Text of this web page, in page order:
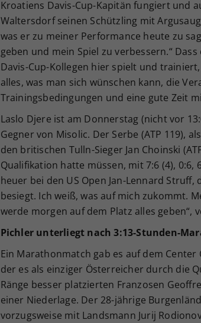
Kroatiens Davis-Cup-Kapitän fungiert und
Waltersdorf seinen Schützling mit
was er zu meiner Performance heute zu
geben und mein Spiel zu verbessern.“
Davis-Cup-Kollegen hier spielt und
alles, was man sich wünschen kann, die
Trainingsbedingungen und eine gute Zeit
Laslo Djere ist am Donnerstag (nicht vor
Gegner von Misolic. Der Serbe (ATP 119),
den britischen Tulln-Sieger Jan Choinski
Qualifikation hatte müssen, mit 7:6 (4),
heuer bei den US Open Jan-Lennard
besiegt. Ich weiß, was auf mich zukommt.
werde morgen auf dem Platz alles geben“,
Pichler unterliegt nach 3:13-Stunden-
Ein Marathonmatch gab es auf dem Center
der es als einziger Österreicher durch die
Ränge besser platzierten Franzosen
einer Niederlage. Der 28-jährige
vorzugsweise mit Landsmann Jurij